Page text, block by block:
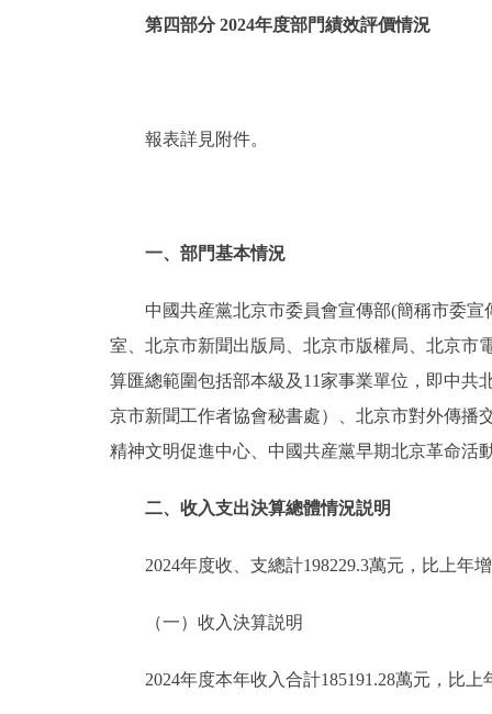
第四部分 2024年度部門績效評價情況
報表詳見附件。
一、部門基本情況
中國共産黨北京市委員會宣傳部(簡稱市委
室、北京市新聞出版局、北京市版權局、北京市
算匯總範圍包括部本級及11家事業單位，即中
京市新聞工作者協會秘書處）、北京市對外傳播
精神文明促進中心、中國共産黨早期北京革命活
二、收入支出決算總體情況説明
2024年度收、支總計198229.3萬元，比上年
（一）收入決算説明
2024年度本年收入合計185191.28萬元，比上